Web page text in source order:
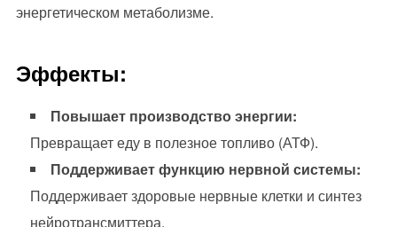
энергетическом метаболизме.
Эффекты:
Повышает производство энергии:
Превращает еду в полезное топливо (АТФ).
Поддерживает функцию нервной системы:
Поддерживает здоровые нервные клетки и синтез
нейротрансмиттера.